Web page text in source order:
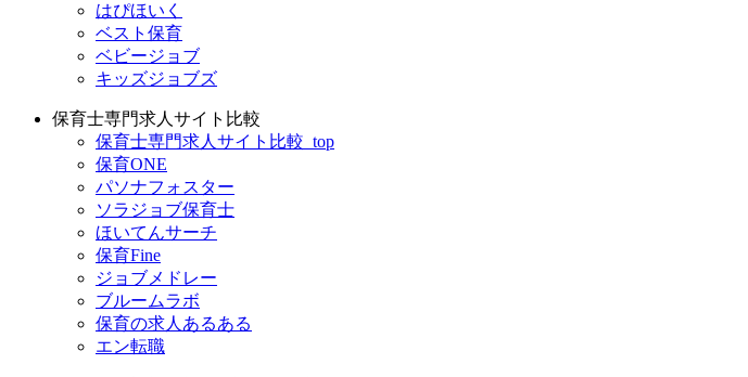
はぴほいく
ベスト保育
ベビージョブ
キッズジョブズ
保育士専門求人サイト比較
保育士専門求人サイト比較_top
保育ONE
パソナフォスター
ソラジョブ保育士
ほいてんサーチ
保育Fine
ジョブメドレー
ブルームラボ
保育の求人あるある
エン転職